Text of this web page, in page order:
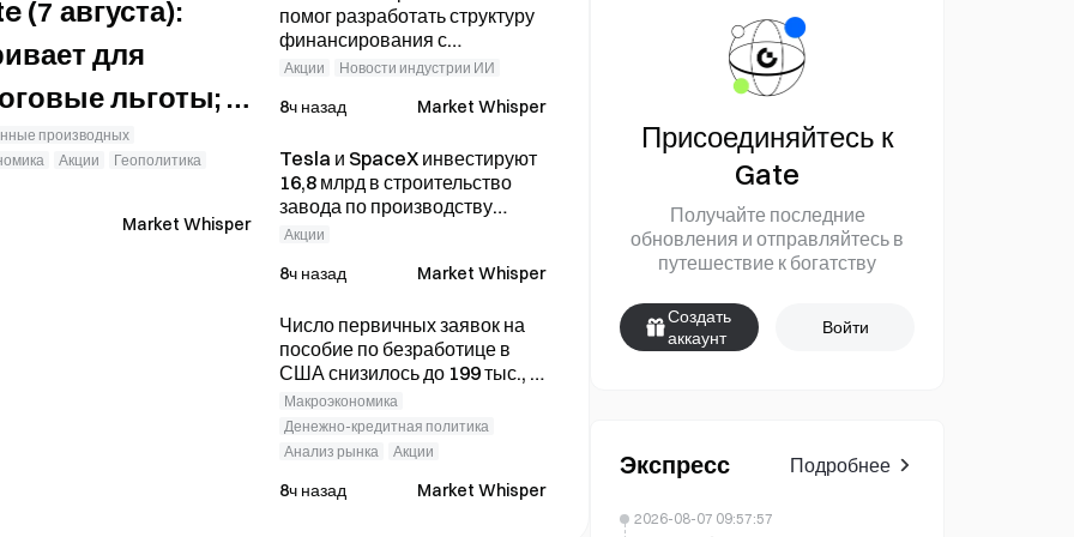
(7 августа):
для
льготы; в
производных
Акции
Геополитика
Market Whisper
помог разработать структуру
финансирования с
использованием
благодаря чему удалось
Акции Новости индустрии ИИ
8ч назад Market Whisper
Tesla и SpaceX инвестируют
16,8 млрд в строительство
завода по производству
кремниевых пластин
своё участие.
Акции
8ч назад Market Whisper
Число первичных заявок на
пособие по безработице в
США снизилось до 199 тыс., а
биткоин растерял рост и
торгуется на уровне $64 312.
Макроэкономика
Денежно-кредитная политика
Анализ рынка
Акции
8ч назад Market Whisper
Присоединяйтесь к
Gate
Получайте последние
обновления и отправляйтесь в
путешествие к богатству
Создать
аккаунт
Войти
Экспресс Подробнее
2026-08-07 09:57:57